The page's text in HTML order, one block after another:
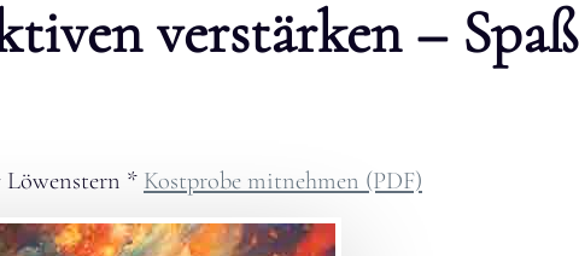
verstärken – Spaß
Löwenstern * Kostprobe mitnehmen (PDF)